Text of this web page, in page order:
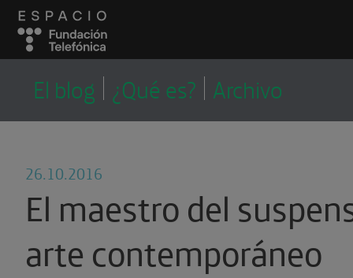
LA CORRALA
LA CORRALA, EL
BLOG DEL EQUIPO
EDUCATIVO
El blog ¿Qué es? Archivo
26.10.2016
El maestro del
arte contemporáneo